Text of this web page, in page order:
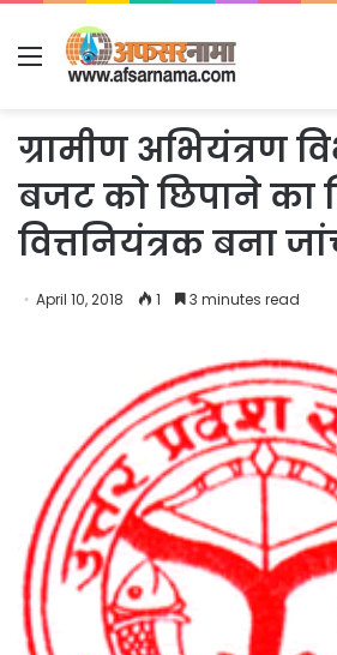
Menu
ग्रामीण अभियंत्रण
बजट को छिपाने का
वित्तनियंत्रक बना
April 10, 2018 1 3 minutes read